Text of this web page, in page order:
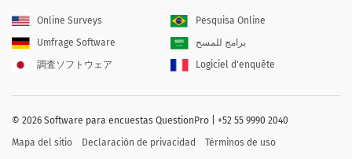
Online Surveys
Pesquisa Online
Umfrage Software
برامج للمسح
調査ソフトウェア
Logiciel d'enquête
© 2026 Software para encuestas QuestionPro | +52 55 9990 2040
Mapa del sitio
Declaración de privacidad Términos de uso